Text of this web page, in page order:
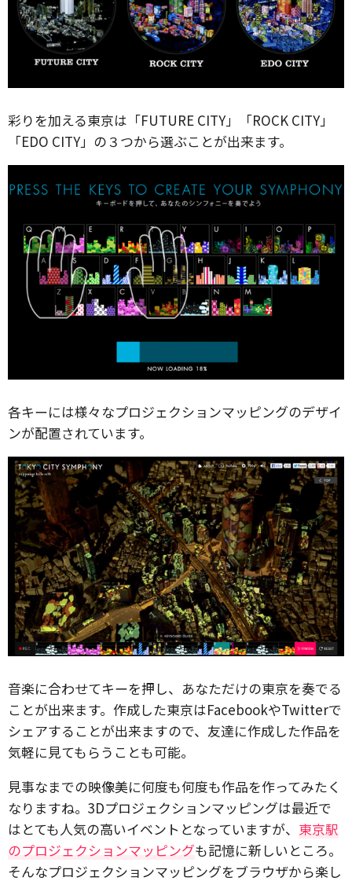
彩りを加える東京は「FUTURE CITY」「ROCK CITY」
「EDO CITY」の３つから選ぶことが出来ます。
各キーには様々なプロジェクションマッピングのデザイ
ンが配置されています。
音楽に合わせてキーを押し、あなただけの東京を奏でる
ことが出来ます。作成した東京はFacebookやTwitterで
シェアすることが出来ますので、友達に作成した作品を
気軽に見てもらうことも可能。
見事なまでの映像美に何度も何度も作品を作ってみたく
なりますね。3Dプロジェクションマッピングは最近で
はとても人気の高いイベントとなっていますが、 東京駅
のプロジェクションマッピングも記憶に新しいところ。
そんなプロジェクションマッピングをブラウザから楽し